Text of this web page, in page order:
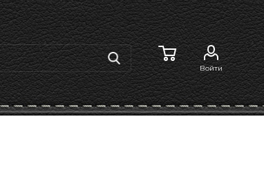
Войти